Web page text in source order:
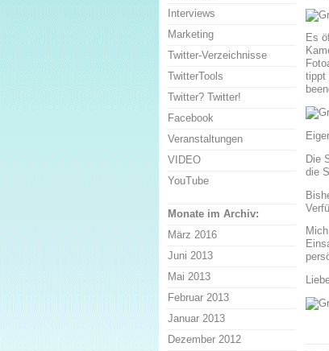
Es
tippt
Die
die
Interviews
Marketing
Twitter-Verzeichnisse
TwitterTools
Twitter? Twitter!
Facebook
Veranstaltungen
VIDEO
YouTube
Monate im Archiv:
März 2016
Juni 2013
Mai 2013
Februar 2013
Januar 2013
Dezember 2012